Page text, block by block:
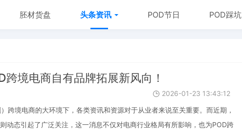
胚材货盘 头条资讯 POD节日 POD踩坑
跨境电商自有品牌拓展新风向！
2026-01-23 13:43:12
跨境电商的大环境下，各类资讯和资源对于从业者来说至关重要。而近期，
动态引起了广泛关注，这一消息不仅对电商行业格局有所影响，也为POD跨